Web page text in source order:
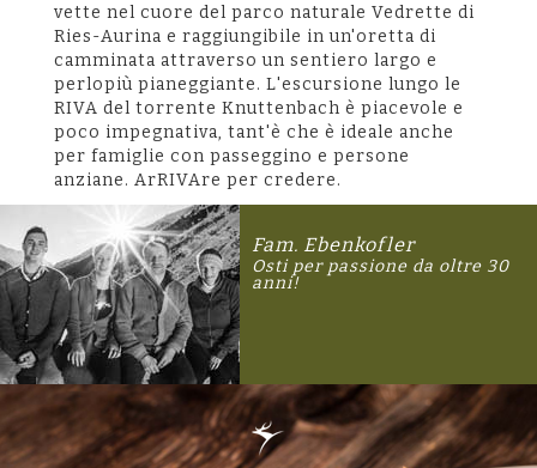
vette nel cuore del parco naturale Vedrette di
Ries-Aurina e raggiungibile in un'oretta di
camminata attraverso un sentiero largo e
perlopiù pianeggiante. L'escursione lungo le
RIVA del torrente Knuttenbach è piacevole e
poco impegnativa, tant'è che è ideale anche
per famiglie con passeggino e persone
anziane. ArRIVAre per credere.
Fam. Ebenkofler
Osti per passione da oltre 30
anni!